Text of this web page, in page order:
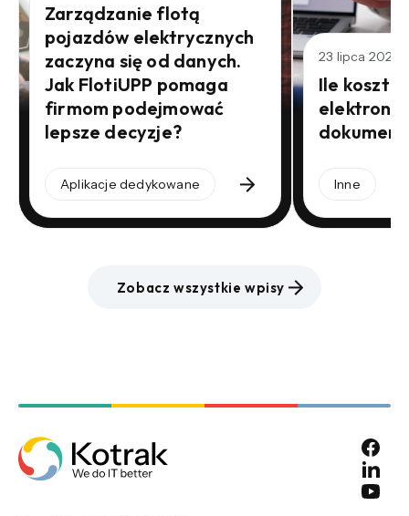
Zarządzanie flotą
pojazdów elektrycznych
zaczyna się od danych.
Jak FlotiUPP pomaga
firmom podejmować
lepsze decyzje?
Aplikacje dedykowane
23 lipca 2026
Ile
Inne
Zobacz wszystkie wpisy